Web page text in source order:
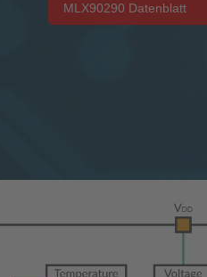
MLX90290 Datenblatt